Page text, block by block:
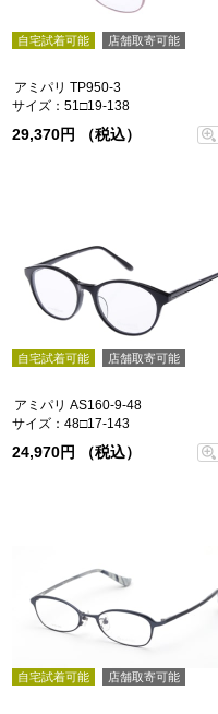
自宅試着可能 店舗取寄可能
アミパリ TP950-3
サイズ：51□19-138
29,370円 （税込）
自宅試着可能 店舗取寄可能
アミパリ AS160-9-48
サイズ：48□17-143
24,970円 （税込）
自宅試着可能 店舗取寄可能